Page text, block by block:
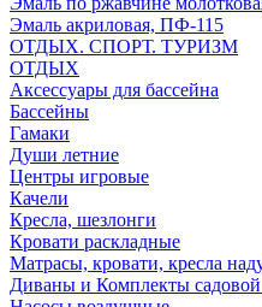
Эмаль акриловая, ПФ-115
ОТДЫХ. СПОРТ. ТУРИЗМ
ОТДЫХ
Аксессуары для бассейна
Бассейны
Гамаки
Души летние
Центры игровые
Качели
Кресла, шезлонги
Кровати раскладные
Матрасы, кровати, кресла
Диваны и Комплекты